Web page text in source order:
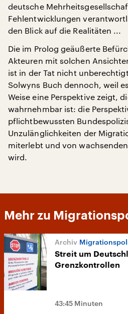
deutsche
Fehlentwicklungen
den Blick auf die Realitäten ...
Die im Prolog geäußerte
Akteuren mit solchen
ist in der Tat nicht
Solwyns Buch dennoch, weil
Weise eine Perspektive zeigt,
wahrnehmbar ist: die
pflichtbewussten
Unzulänglichkeiten der
miterlebt und von
wird.
Mehr zu
Streit um
Grenzkontrollen
43:45 Minuten